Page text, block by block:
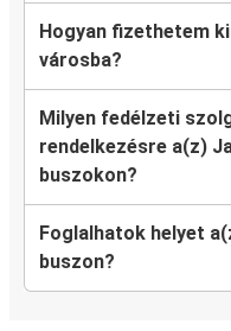
Hogyan fizethetem
városba?
Milyen fedélzeti
rendelkezésre a(z)
buszokon?
Foglalhatok helyet
buszon?